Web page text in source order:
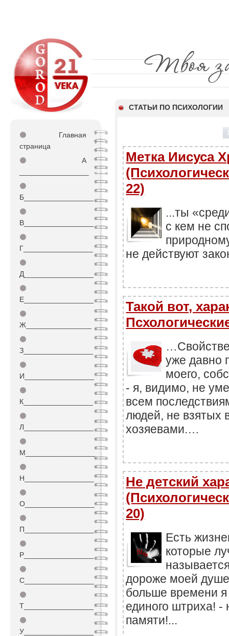
СТАТЬИ ПО ПСИХОЛОГИИ
⚫
Главная
страница
⚫
А
⚫
Б_________________
⚫
В_________________
⚫
Г_________________
⚫
Д_________________
⚫
Е_________________
⚫
Ж________________
⚫
З_________________
⚫
И_________________
⚫
К_________________
⚫
Л_________________
⚫
М_________________
⚫
Н_________________
⚫
О_________________
⚫
П_________________
⚫
Р_________________
⚫
С_________________
⚫
Т_________________
⚫
У_________________
Метка Иисуса
22)
...ты
с кем не
не действуют
Такой вот,
уже давно
моего,
- я, видимо, не
всем
людей, не взятых
хозяевами.…
Не детский
20)
Есть
которые
дороже моей
больше времени я
единого штриха! -
памяти!...